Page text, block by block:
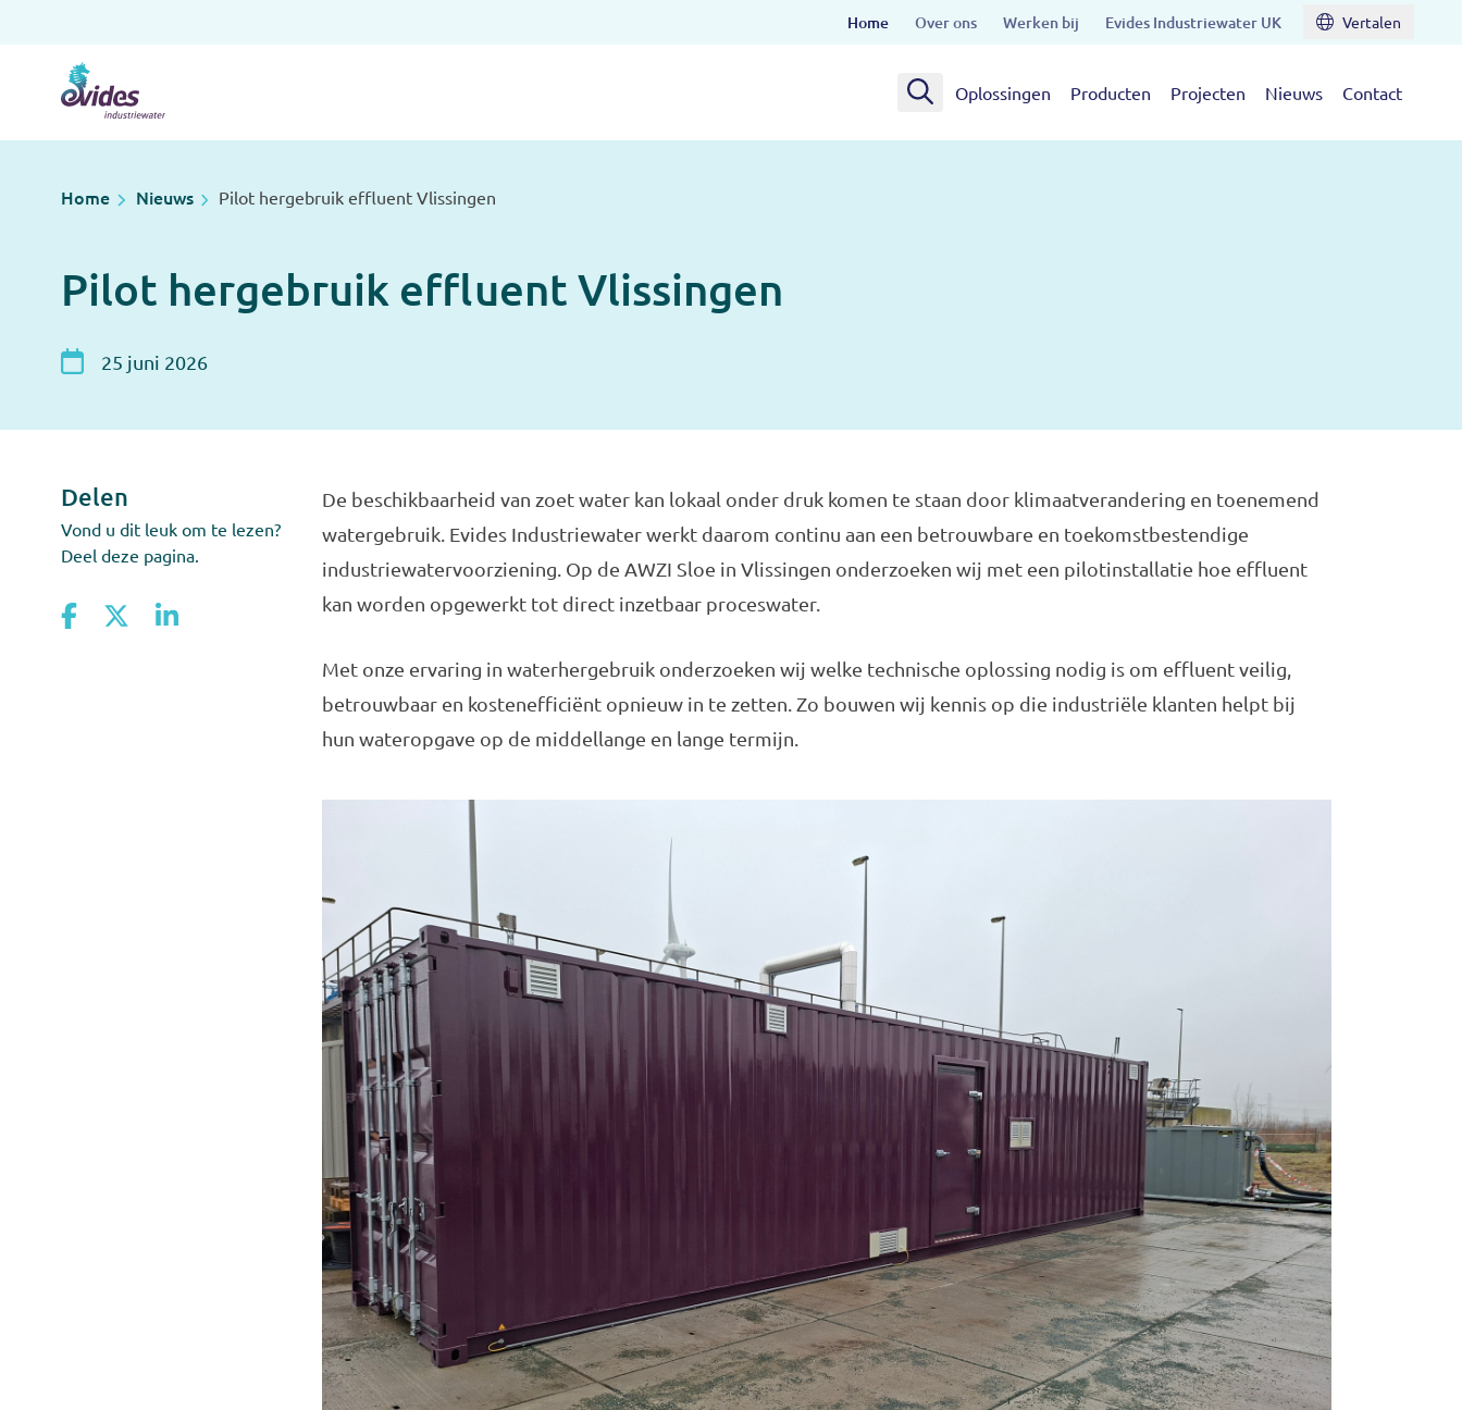
Home Over ons Werken bij Evides Industriewater UK Vertalen
Oplossingen Producten Projecten Nieuws Contact
Home Nieuws Pilot hergebruik effluent Vlissingen
Pilot hergebruik effluent Vlissingen
25 juni 2026
Delen
Vond u dit leuk om te lezen?
Deel deze pagina.
De beschikbaarheid van zoet water kan lokaal onder druk komen te staan door klimaatverandering en toenemend
watergebruik. Evides Industriewater werkt daarom continu aan een betrouwbare en toekomstbestendige
industriewatervoorziening. Op de AWZI Sloe in Vlissingen onderzoeken wij met een pilotinstallatie hoe effluent
kan worden opgewerkt tot direct inzetbaar proceswater.
Met onze ervaring in waterhergebruik onderzoeken wij welke technische oplossing nodig is om effluent veilig,
betrouwbaar en kostenefficiënt opnieuw in te zetten. Zo bouwen wij kennis op die industriële klanten helpt bij
hun wateropgave op de middellange en lange termijn.